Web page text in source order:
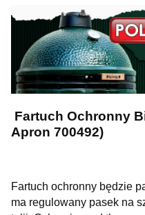
Fartuch Ochronny
Apron 700492)
Fartuch ochronny będzie
ma regulowany pasek na